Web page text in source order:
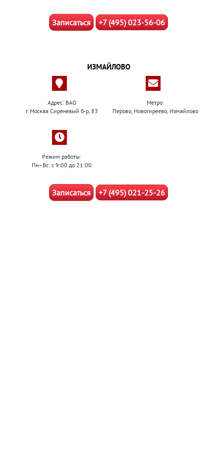
Записаться +7 (495) 023-56-06
ИЗМАЙЛОВО
Адрес: ВАО
г. Москва Сиреневый б-р, 83
Метро:
Перово, Новогиреево, Измайлово
Режим работы:
Пн–Вс: с 9:00 до 21:00
Записаться +7 (495) 021-25-26